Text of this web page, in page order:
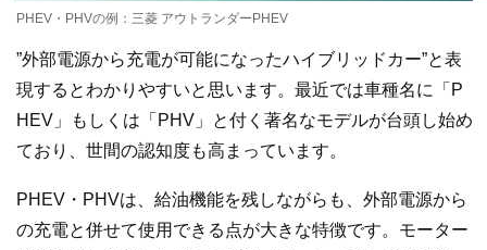
PHEV・PHVの例：三菱 アウトランダーPHEV
”外部電源から充電が可能になったハイブリッドカー”と表
現するとわかりやすいと思います。最近では車種名に「P
HEV」もしくは「PHV」と付く著名なモデルが台頭し始め
ており、世間の認知度も高まっています。
PHEV・PHVは、給油機能を残しながらも、外部電源から
の充電と併せて使用できる点が大きな特徴です。モーター